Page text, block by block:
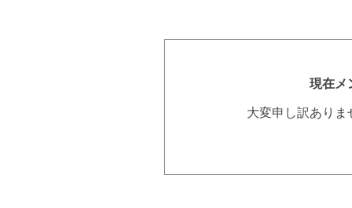
現在メ
大変申し訳あり